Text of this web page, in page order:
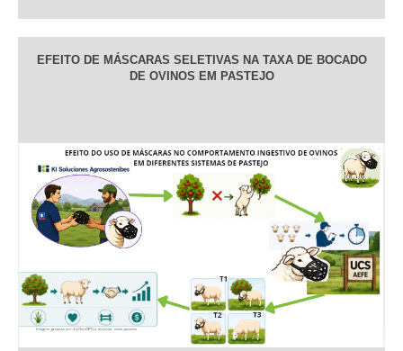
EFEITO DE MÁSCARAS SELETIVAS NA TAXA DE BOCADO
DE OVINOS EM PASTEJO